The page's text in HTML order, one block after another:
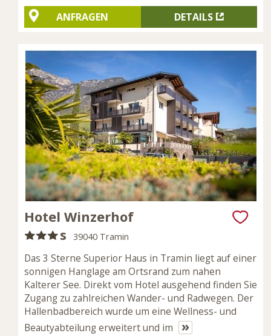
DETAILS
ANFRAGEN
Hotel Winzerhof
s
39040 Tramin
Das 3 Sterne Superior Haus in Tramin liegt auf einer
sonnigen Hanglage am Ortsrand zum nahen
Kalterer See. Direkt vom Hotel ausgehend finden Sie
Zugang zu zahlreichen Wander- und Radwegen. Der
Hallenbadbereich wurde um eine Wellness- und
Beautyabteilung erweitert und im
»